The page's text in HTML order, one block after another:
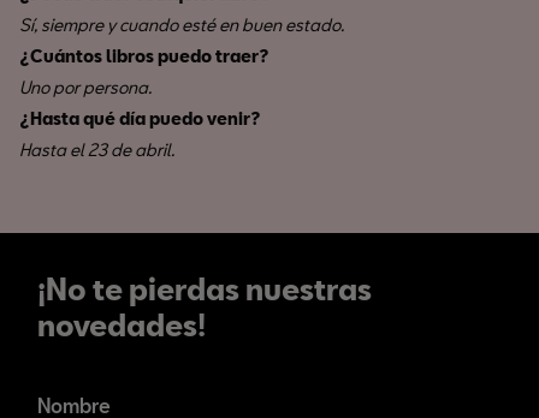
Sí, siempre y cuando esté en buen estado.
¿Cuántos libros puedo traer?
Uno por persona.
¿Hasta qué día puedo venir?
Hasta el 23 de abril.
¡No te pierdas nuestras
novedades!
novedades!
Nombre